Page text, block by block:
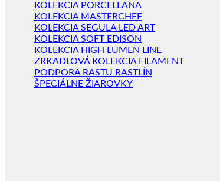
KOLEKCIA PORCELLANA
KOLEKCIA MASTERCHEF
KOLEKCIA SEGULA LED ART
KOLEKCIA SOFT EDISON
KOLEKCIA HIGH LUMEN LINE
ZRKADLOVÁ KOLEKCIA FILAMENT
PODPORA RASTU RASTLÍN
ŠPECIÁLNE ŽIAROVKY